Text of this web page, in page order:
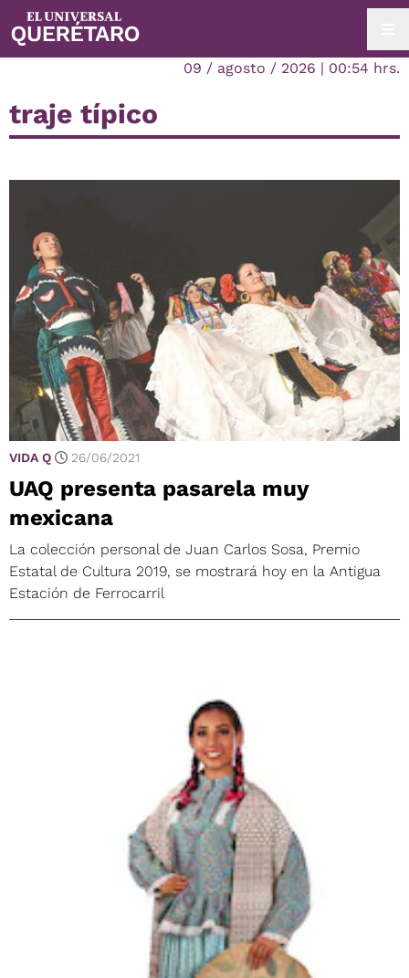
09 / agosto / 2026 | 00:54 hrs.
traje típico
VIDA Q 26/06/2021
UAQ presenta pasarela muy
mexicana
La colección personal de Juan Carlos Sosa, Premio
Estatal de Cultura 2019, se mostrará hoy en la Antigua
Estación de Ferrocarril